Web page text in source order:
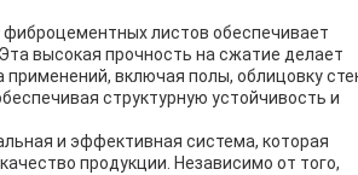
фиброцементных листов обеспечивает
высокая прочность на сжатие делает
включая полы, облицовку
структурную устойчивость и
и эффективная система, которая
продукции. Независимо от того,